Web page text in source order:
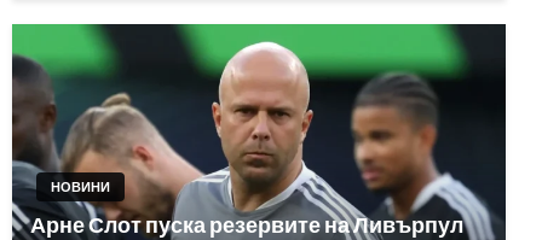
НОВИНИ
Арне Слот пуска резервите на Ливърпул